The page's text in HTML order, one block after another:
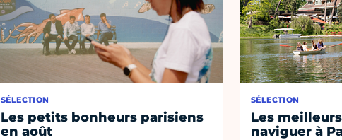
SÉLECTION
Les petits bonheurs parisiens
en août
SÉLECTION
Les
naviguer à